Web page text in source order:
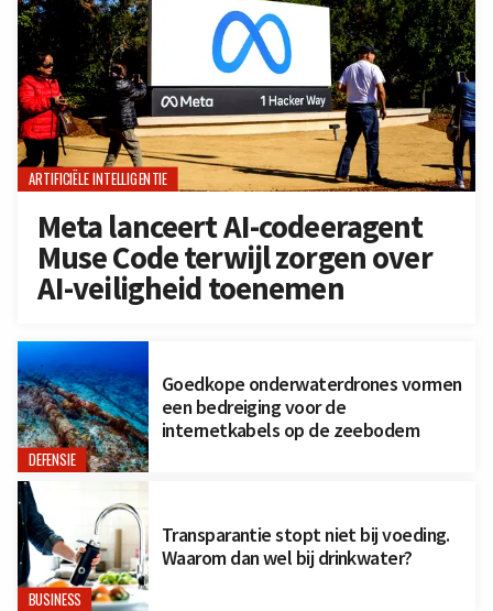
ARTIFICIËLE INTELLIGENTIE
Meta lanceert AI-codeeragent
Muse Code terwijl zorgen over
AI-veiligheid toenemen
DEFENSIE
Goedkope onderwaterdrones vormen
een bedreiging voor de
internetkabels op de zeebodem
BUSINESS
Transparantie stopt niet bij voeding.
Waarom dan wel bij drinkwater?